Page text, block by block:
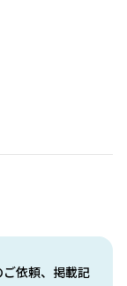
依頼、掲載記